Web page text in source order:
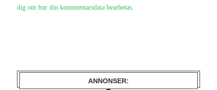
dig om hur din kommentarsdata bearbetas.
ANNONSER: